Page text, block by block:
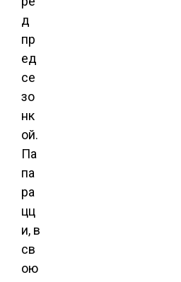
д
пр
ед
се
зо
нк
ой.
Па
па
ра
цц
и, в
св
ою